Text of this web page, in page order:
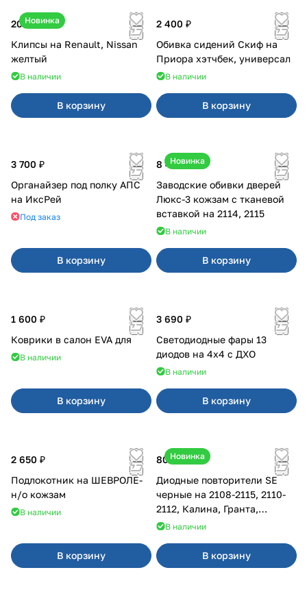
Новинка
20 ₽
Клипсы на Renault, Nissan
желтый
В наличии
В корзину
2 400 ₽
Обивка сидений Скиф на
Приора хэтчбек, универсал
В наличии
В корзину
3 700 ₽
Органайзер под полку АПС
на ИксРей
Под заказ
В корзину
Новинка
8 450 ₽
Заводские обивки дверей
Люкс-3 кожзам с тканевой
вставкой на 2114, 2115
В наличии
В корзину
1 600 ₽
Коврики в салон EVA для
В наличии
В корзину
3 690 ₽
Светодиодные фары 13
диодов на 4x4 с ДХО
В наличии
В корзину
2 650 ₽
Подлокотник на ШЕВРОЛЕ-
н/о кожзам
В наличии
В корзину
Новинка
800 ₽
Диодные повторители SE
черные на 2108-2115, 2110-
2112, Калина, Гранта,
Приора
В наличии
В корзину